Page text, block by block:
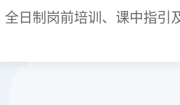
全日制岗前培训、课中指引